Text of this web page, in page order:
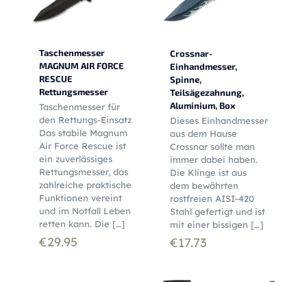
Taschenmesser
MAGNUM AIR FORCE
RESCUE
Rettungsmesser
Taschenmesser für
den Rettungs-Einsatz
Das stabile Magnum
Air Force Rescue ist
ein zuverlässiges
Rettungsmesser, das
zahlreiche praktische
Funktionen vereint
und im Notfall Leben
retten kann. Die […]
€29.95
Crossnar-
Einhandmesser,
Spinne,
Teilsägezahnung,
Aluminium, Box
Dieses Einhandmesser
aus dem Hause
Crossnar sollte man
immer dabei haben.
Die Klinge ist aus
dem bewährten
rostfreien AISI-420
Stahl gefertigt und ist
mit einer bissigen […]
€17.73